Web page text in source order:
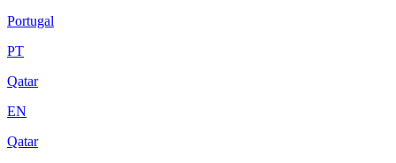
Portugal
PT
Qatar
EN
Qatar